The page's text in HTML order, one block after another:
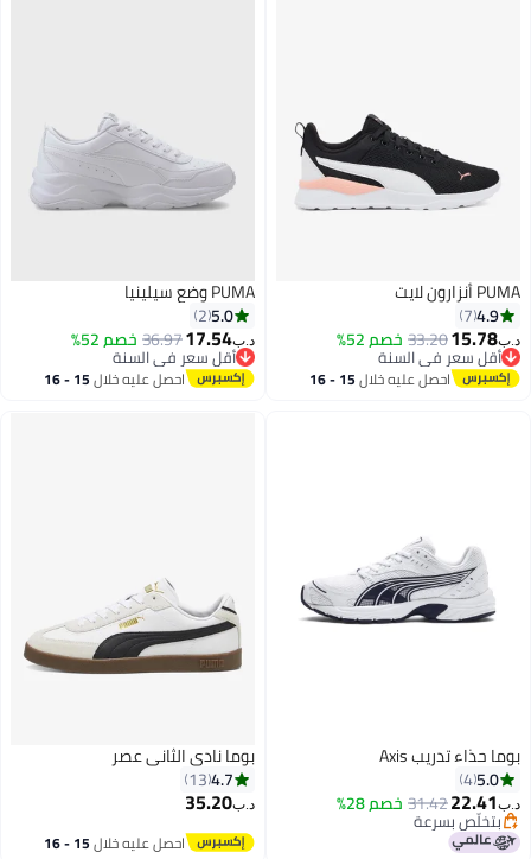
PUMA أنزارون لايت
4.9
7
د.ب‏15.78
33.20خصم 52%
أقل سعر في السنة
أقل سعر في السنة
احصل عليه خلال 15 - 16
PUMA وضع سيلينيا
5.0
2
د.ب‏17.54
36.97خصم 52%
أقل سعر في السنة
أقل سعر في السنة
احصل عليه خلال 15 - 16
بوما حذاء تدريب Axis
5.0
4
د.ب‏22.41
31.42خصم 28%
بتخلّص بسرعة
بتخلّص بسرعة 4
بوما نادي الثاني عصر
4.7
13
د.ب‏35.20
احصل عليه خلال 15 - 16